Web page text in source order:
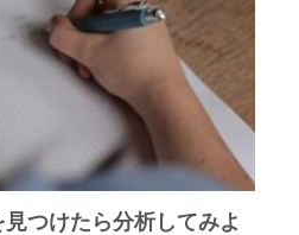
つけたら分析してみよ